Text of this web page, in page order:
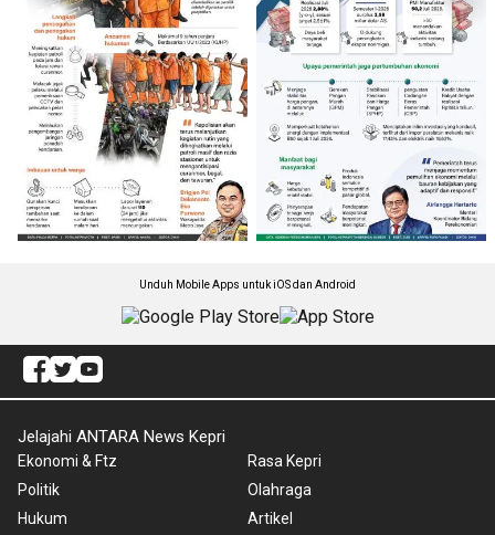
Unduh Mobile Apps untuk iOS dan Android
Jelajahi ANTARA News Kepri
Ekonomi & Ftz
Politik
Hukum
Rasa Kepri
Olahraga
Artikel